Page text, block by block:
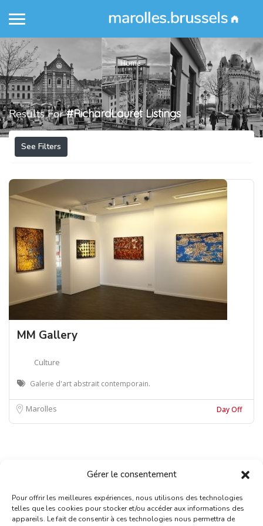
Gérer le consentement
Pour offrir les meilleures expériences, nous utilisons des technologies
telles que les cookies pour stocker et/ou accéder aux informations des
appareils. Le fait de consentir à ces technologies nous permettra de
Home
Results For#RichardLauret Listings
See Filters
MM Gallery
Culture
Galerie d'art abstrait contemporain.
Marolles Day Off